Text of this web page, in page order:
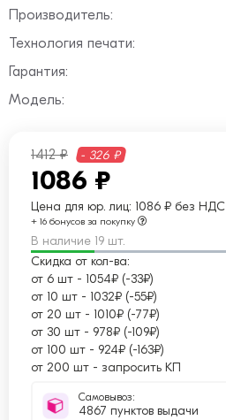
Производитель:
Технология печати:
Гарантия:
Модель:
1412 ₽ - 326 ₽
1086 ₽
Цена для юр. лиц: 1086 ₽ без НДС
+ 16 бонусов за покупку
В наличие 19 шт.
Скидка от кол-ва:
от 6 шт - 1054₽ (-33₽)
от 10 шт - 1032₽ (-55₽)
от 20 шт - 1010₽ (-77₽)
от 30 шт - 978₽ (-109₽)
от 100 шт - 924₽ (-163₽)
от 200 шт - запросить КП
Самовывоз:
4867 пунктов выдачи